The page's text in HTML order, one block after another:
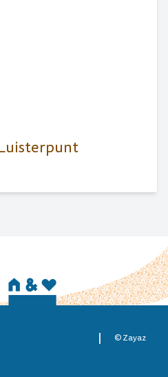
©Zayaz